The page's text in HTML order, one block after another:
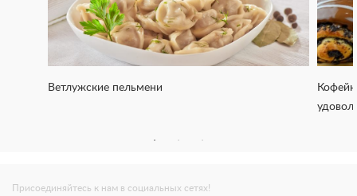
Ветлужские пельмени
Присоединяйтесь к нам в социальных сетях!